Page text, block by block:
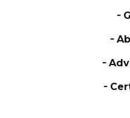
╶
╶
╶
╶